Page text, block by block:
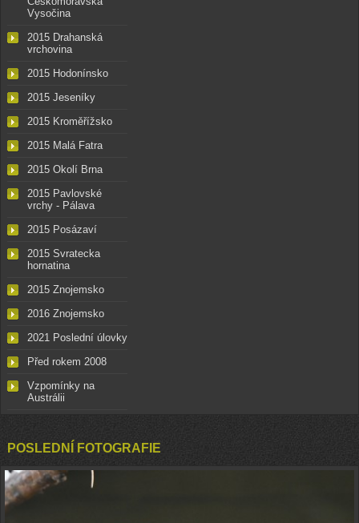
Vysočina
2015 Drahanská
vrchovina
2015 Hodonínsko
2015 Jeseníky
2015 Kroměřížsko
2015 Malá Fatra
2015 Okolí Brna
2015 Pavlovské
vrchy - Pálava
2015 Posázaví
2015 Svratecka
hornatina
2015 Znojemsko
2016 Znojemsko
2021 Poslední úlovky
Před rokem 2008
Vzpomínky na
Austrálii
POSLEDNÍ FOTOGRAFIE